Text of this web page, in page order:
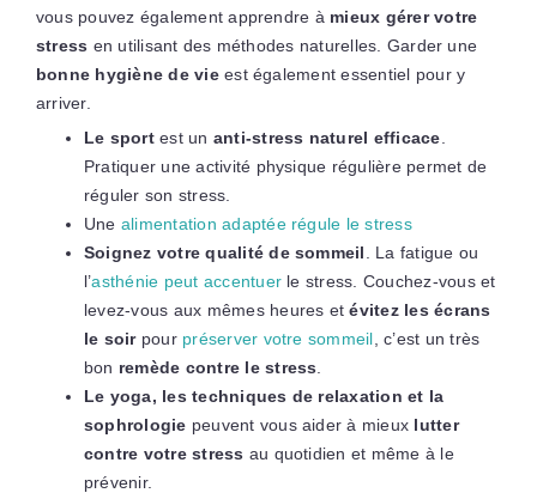
vous pouvez également apprendre à mieux gérer votre
stress en utilisant des méthodes naturelles. Garder une
bonne hygiène de vieest également essentiel pour y
arriver.
Le sportest un anti-stress naturel efficace
Pratiquer une activité physique régulière permet de
réguler son stress.
Une alimentation adaptée régule le stress
Soignez votre qualité de sommeil
. La fatigue ou
l’asthénie peut accentuer le stress. Couchez-vous et
levez-vous aux mêmes heures etévitez les écrans
le soirpour préserver votre sommeil , c’est un très
bon remède contre le stress
Le yoga, les techniques de relaxation et la
sophrologie peuvent vous aider à mieux lutter
contre votre stress au quotidien et même à le
prévenir.